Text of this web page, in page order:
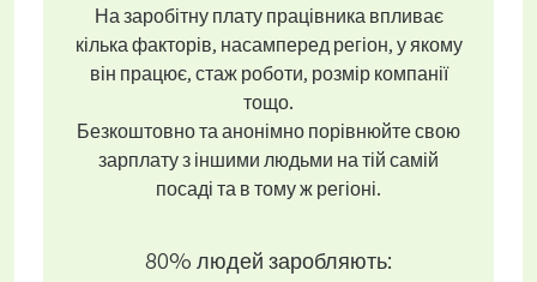
На заробітну плату працівника впливає
кілька факторів, насамперед регіон, у якому
він працює, стаж роботи, розмір компанії
тощо.
Безкоштовно та анонімно порівнюйте свою
зарплату з іншими людьми на тій самій
посаді та в тому ж регіоні.
80% людей заробляють: